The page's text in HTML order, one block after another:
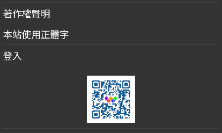
著作權聲明
本站使用正體字
登入